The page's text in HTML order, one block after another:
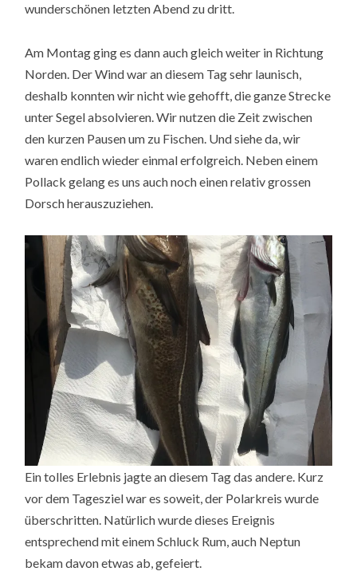
wunderschönen letzten Abend zu dritt.
Am Montag ging es dann auch gleich weiter in Richtung
Norden. Der Wind war an diesem Tag sehr launisch,
deshalb konnten wir nicht wie gehofft, die ganze Strecke
unter Segel absolvieren. Wir nutzen die Zeit zwischen
den kurzen Pausen um zu Fischen. Und siehe da, wir
waren endlich wieder einmal erfolgreich. Neben einem
Pollack gelang es uns auch noch einen relativ grossen
Dorsch herauszuziehen.
Ein tolles Erlebnis jagte an diesem Tag das andere. Kurz
vor dem Tagesziel war es soweit, der Polarkreis wurde
überschritten. Natürlich wurde dieses Ereignis
entsprechend mit einem Schluck Rum, auch Neptun
bekam davon etwas ab, gefeiert.